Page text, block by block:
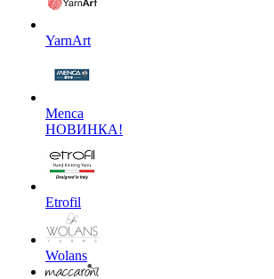
YarnArt
Menca
НОВИНКА!
Etrofil
Wolans